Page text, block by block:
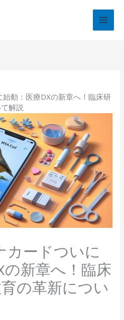
動：医療DXの新章へ！臨床研
解説
カードついに
の新章へ！臨床
の革新につい